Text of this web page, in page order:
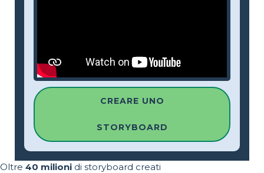
CREARE UNO
STORYBOARD
Oltre 40 milioni di storyboard creati